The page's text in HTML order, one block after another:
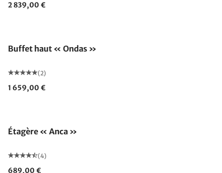
2 839,00 €
Buffet haut « Ondas »
(2)
1 659,00 €
Étagère « Anca »
(4)
689,00 €